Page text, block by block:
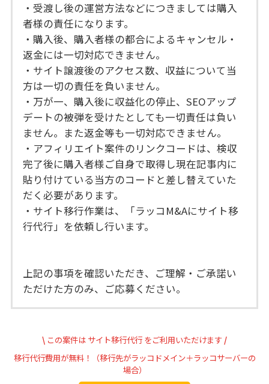
・受渡し後の運営方法などにつきましては購入
者様の責任になります。
・購入後、購入者様の都合によるキャンセル・
返金には一切対応できません。
・サイト譲渡後のアクセス数、収益について当
方は一切の責任を負いません。
・万が一、購入後に収益化の停止、SEOアップ
デートの被弾を受けたとしても一切責任は負い
ません。また返金等も一切対応できません。
・アフィリエイト案件のリンクコードは、検収
完了後に購入者様ご自身で取得し現在記事内に
貼り付けている当方のコードと差し替えていた
だく必要があります。
・サイト移行作業は、「ラッコM&Aにサイト移
行代行」を依頼し行います。
上記の事項を確認いただき、ご理解・ご承諾い
ただけた方のみ、ご応募ください。
\ この案件は サイト移行代行 をご利用いただけます /
移行代行費用が無料！（移行先がラッコドメイン＋ラッコサーバーの
場合）